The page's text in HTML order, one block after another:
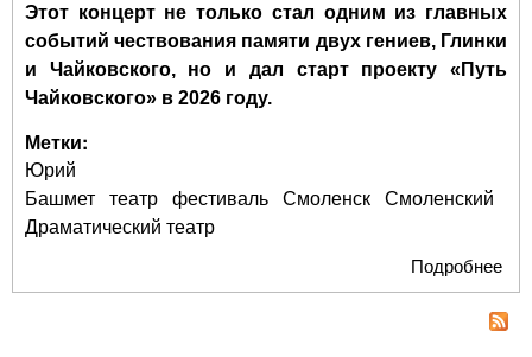
Этот концерт не только стал одним из главных
событий чествования памяти двух гениев, Глинки
и Чайковского, но и дал старт проекту «Путь
Чайковского» в 2026 году.
Метки:
Юрий
Башмет
театр фестиваль Смоленск
Смоленский
Драматический театр
Подробнее